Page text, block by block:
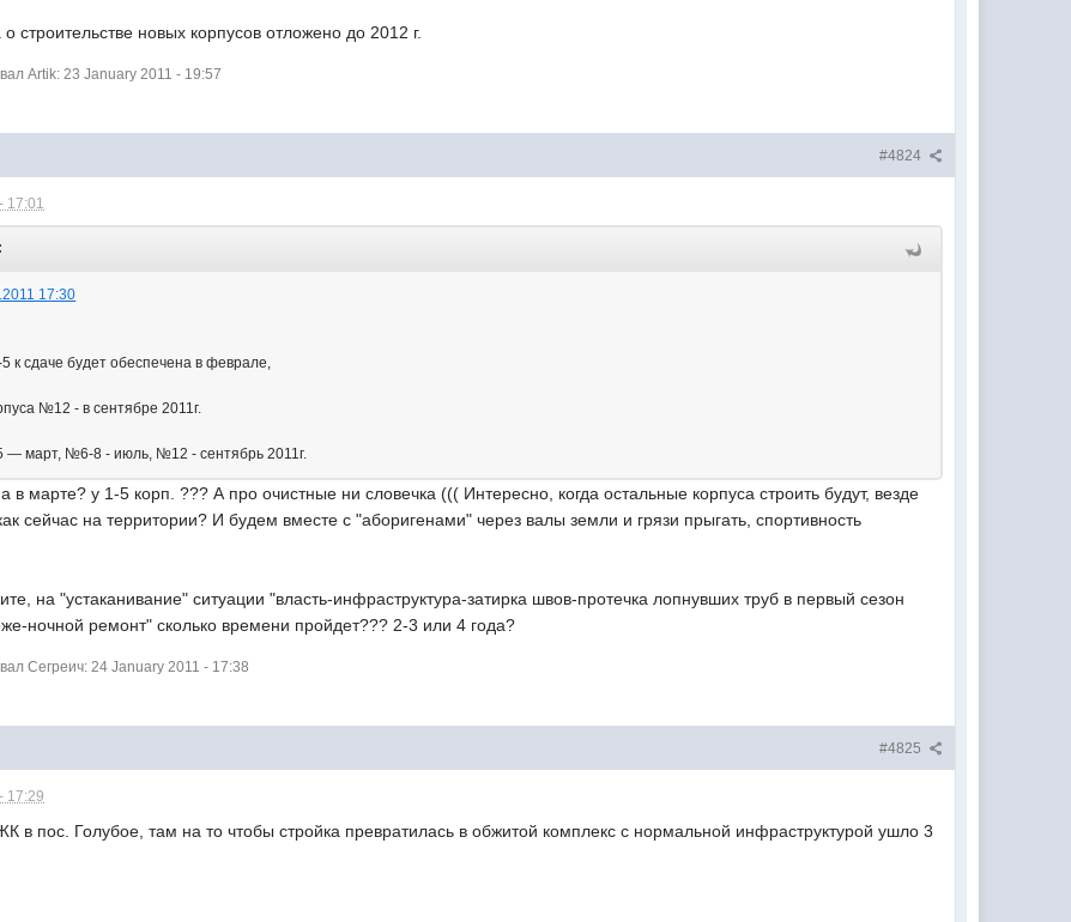
строительстве новых корпусов отложено до 2012 г.
Artik: 23 January 2011 - 19:57
#4824
17:01
17:30
к сдаче будет обеспечена в феврале,
№12 - в сентябре 2011г.
— март, №6-8 - июль, №12 - сентябрь 2011г.
марте? у 1-5 корп. ??? А про очистные ни словечка ((( Интересно, когда остальные корпуса строить будут, везде
сейчас на территории? И будем вместе с "аборигенами" через валы земли и грязи прыгать, спортивность
на "устаканивание" ситуации "власть-инфраструктура-затирка швов-протечка лопнувших труб в первый сезон
ночной ремонт" сколько времени пройдет??? 2-3 или 4 года?
Сегреич: 24 January 2011 - 17:38
#4825
17:29
в пос. Голубое, там на то чтобы стройка превратилась в обжитой комплекс с нормальной инфраструктурой ушло 3